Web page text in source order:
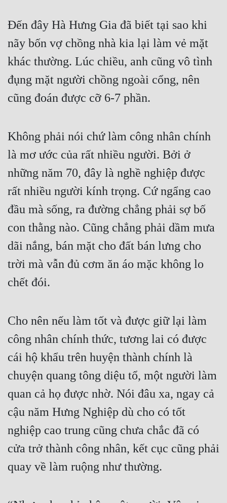
Phản Phái
Quan Trường
Quân Sự
Sảng Văn
Thanh Xuân
Tiểu Thuyết
Trinh Thám
Triều Đấu
Trùng Sinh
Trọng Sinh
Tu Chân
Xuyên Không
Xuyên Nhanh
Xuyên Sách
Xuyên Thư
Đến đây Hà Hưng Gia đã biết tại sao khi
nãy bốn vợ chồng nhà kia lại làm vẻ mặt
khác thường. Lúc chiều, anh cũng vô tình
đụng mặt người chồng ngoài cổng, nên
cũng đoán được cỡ 6-7 phần.
Không phải nói chứ làm công nhân chính
là mơ ước của rất nhiều người. Bởi ở
những năm 70, đây là nghề nghiệp được
rất nhiều người kính trọng. Cứ ngẩng cao
đầu mà sống, ra đường chẳng phải sợ bố
con thằng nào. Cũng chẳng phải dầm mưa
dãi nắng, bán mặt cho đất bán lưng cho
trời mà vẫn đủ cơm ăn áo mặc không lo
chết đói.
Cho nên nếu làm tốt và được giữ lại làm
công nhân chính thức, tương lai có được
cái hộ khẩu trên huyện thành chính là
chuyện quang tông diệu tổ, một người làm
quan cả họ được nhờ. Nói đâu xa, ngay cả
cậu năm Hưng Nghiệp dù cho có tốt
nghiệp cao trung cũng chưa chắc đã có
cửa trở thành công nhân, kết cục cũng phải
quay về làm ruộng như thường.